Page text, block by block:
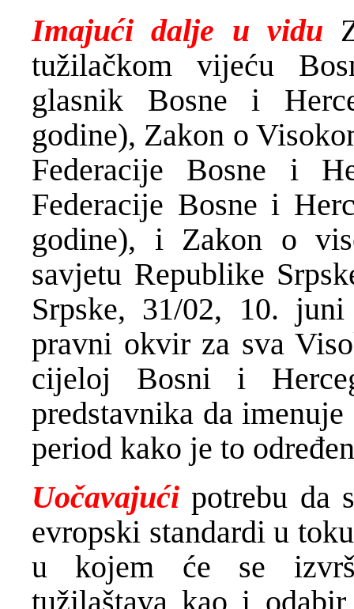
Imajući dalje u vidu
tužilačkom vijeću
glasnik Bosne i
godine), Zakon o
Federacije Bosne i
Federacije Bosne i
godine), i Zakon o
savjetu Republike
Srpske, 31/02, 10.
pravni okvir za sva
cijeloj Bosni i
predstavnika da
period kako je to
Uočavajući potrebu da
evropski standardi u
u kojem će se
tužilaštava kao i